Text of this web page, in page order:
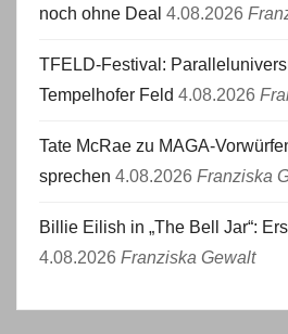
noch ohne Deal 4.08.2026
TFELD-Festival:
Tempelhofer Feld 4.08.2026
Tate McRae zu MAGA-
sprechen 4.08.2026 Franziska
Billie Eilish in „The Bell Jar“:
4.08.2026 Franziska Gewalt